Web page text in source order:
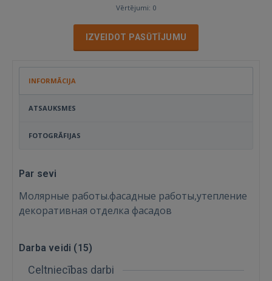
Vērtējumi: 0
IZVEIDOT PASŪTĪJUMU
INFORMĀCIJA
ATSAUKSMES
FOTOGRĀFIJAS
Par sevi
Молярные работы.фасадные работы,утепление
декоративная отделка фасадов
Darba veidi (15)
Celtniecības darbi